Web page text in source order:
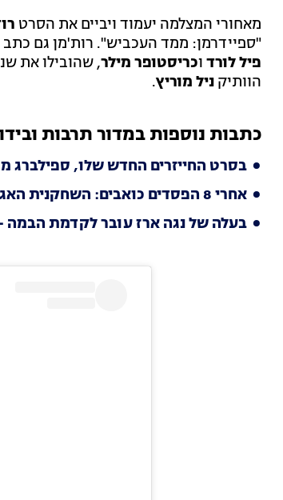
מאחורי המצלמה יעמוד ויביים את הסרט
"ספיידרמן: ממד העכביש". רות'מן גם
פיל לורד וכריסטופר מילר, שהובילו את
הוותיק ניל מוריץ.
כתבות נוספות במדור תרבות
בסרט החייזרים החדש שלו, ספילברג
אחרי 8 הפסדים כואבים: השחקנית האגדית תקבל אוסקר של כבוד
בעלה של נגה ארז עובר לקדמת הבמה